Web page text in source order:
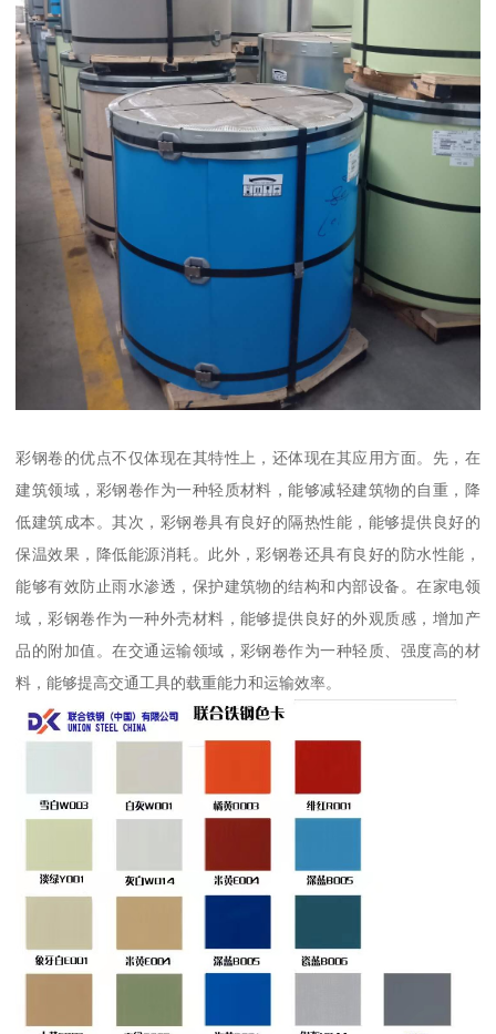
彩钢卷的优点不仅体现在其特性上，还体现在其应用方面。先，在
建筑领域，彩钢卷作为一种轻质材料，能够减轻建筑物的自重，降
低建筑成本。其次，彩钢卷具有良好的隔热性能，能够提供良好的
保温效果，降低能源消耗。此外，彩钢卷还具有良好的防水性能，
能够有效防止雨水渗透，保护建筑物的结构和内部设备。在家电领
域，彩钢卷作为一种外壳材料，能够提供良好的外观质感，增加产
品的附加值。在交通运输领域，彩钢卷作为一种轻质、强度高的材
料，能够提高交通工具的载重能力和运输效率。